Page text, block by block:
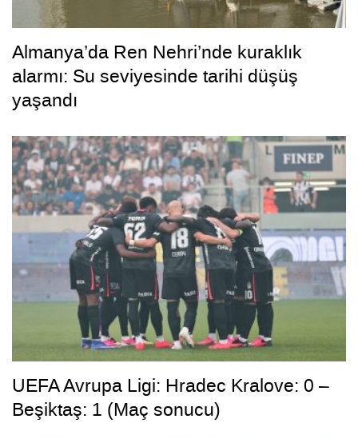
Almanya’da Ren Nehri’nde kuraklık
alarmı: Su seviyesinde tarihi düşüş
yaşandı
UEFA Avrupa Ligi: Hradec Kralove: 0 –
Beşiktaş: 1 (Maç sonucu)